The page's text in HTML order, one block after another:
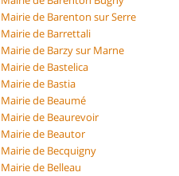
Mairie de Barenton sur Serre
Mairie de Barrettali
Mairie de Barzy sur Marne
Mairie de Bastelica
Mairie de Bastia
Mairie de Beaumé
Mairie de Beaurevoir
Mairie de Beautor
Mairie de Becquigny
Mairie de Belleau